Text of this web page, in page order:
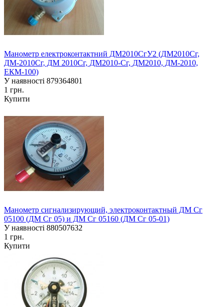
Манометр електроконтактний ДМ2010СгУ2 (ДМ2010Сг,
ДМ-2010Сг, ДМ 2010Сг, ДМ2010-Сг, ДМ2010, ДМ-2010,
ЕКМ-100)
У наявності 879364801
1 грн.
Купити
Манометр сигнализирующий, электроконтактный ДМ Сг
05100 (ДМ Сг 05) и ДМ Сг 05160 (ДМ Сг 05-01)
У наявності 880507632
1 грн.
Купити